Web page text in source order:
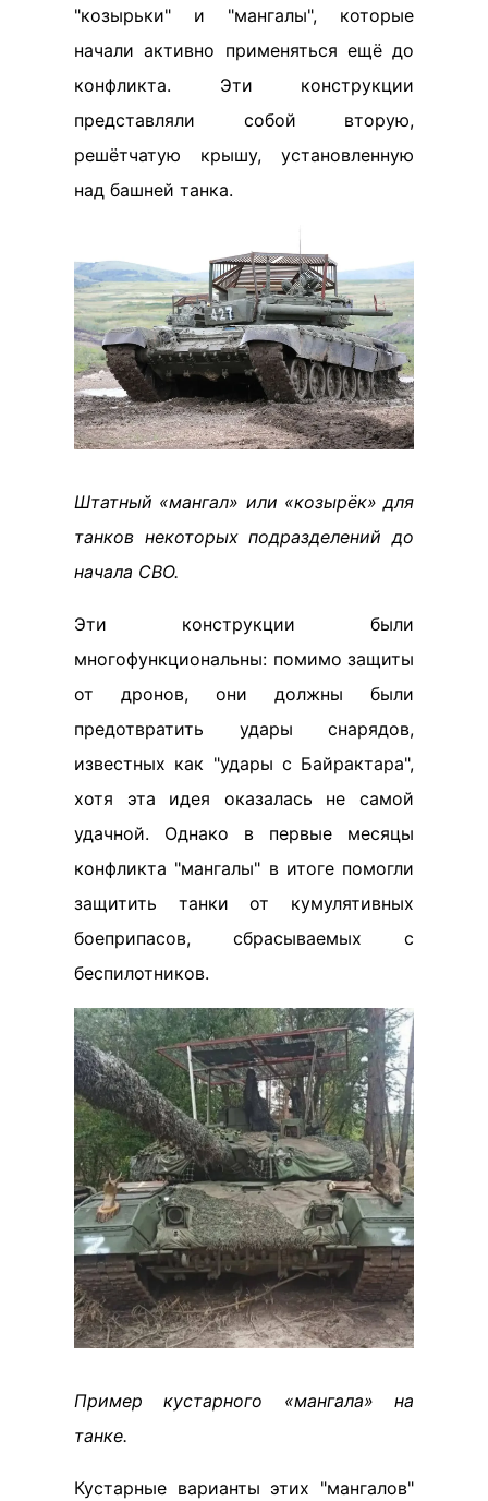
"козырьки" и "мангалы", которые
начали активно применяться ещё до
конфликта. Эти конструкции
представляли собой вторую,
решётчатую крышу, установленную
над башней танка.
Штатный «мангал» или «козырёк» для
танков некоторых подразделений до
начала СВО.
Эти конструкции были
многофункциональны: помимо защиты
от дронов, они должны были
предотвратить удары снарядов,
известных как "удары с Байрактара",
хотя эта идея оказалась не самой
удачной. Однако в первые месяцы
конфликта "мангалы" в итоге помогли
защитить танки от кумулятивных
боеприпасов, сбрасываемых с
беспилотников.
Пример кустарного «мангала» на
танке.
Кустарные варианты этих "мангалов"